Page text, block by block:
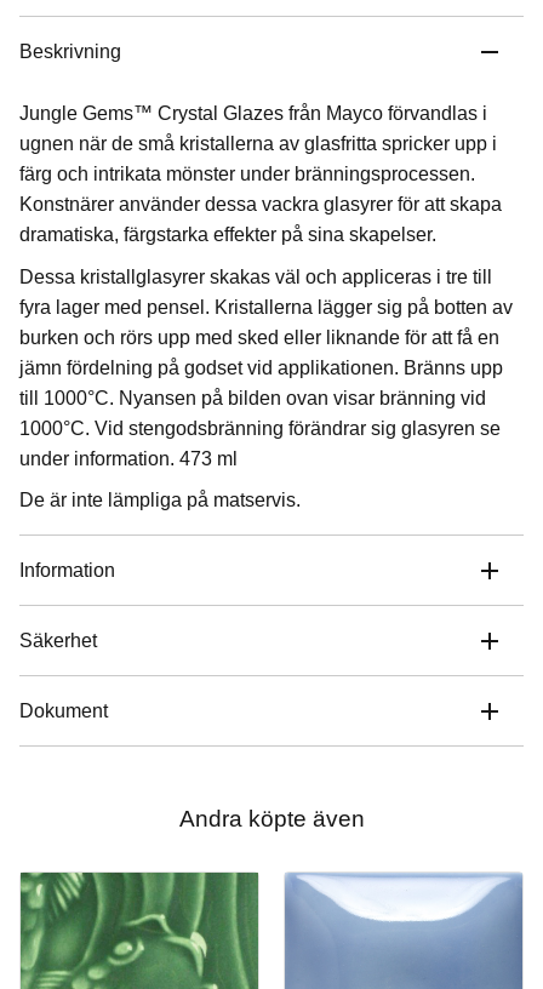
Beskrivning
Jungle Gems™ Crystal Glazes från Mayco förvandlas i
ugnen när de små kristallerna av glasfritta spricker upp i
färg och intrikata mönster under bränningsprocessen.
Konstnärer använder dessa vackra glasyrer för att skapa
dramatiska, färgstarka effekter på sina skapelser.
Dessa kristallglasyrer skakas väl och appliceras i tre till
fyra lager med pensel. Kristallerna lägger sig på botten av
burken och rörs upp med sked eller liknande för att få en
jämn fördelning på godset vid applikationen. Bränns upp
till 1000°C. Nyansen på bilden ovan visar bränning vid
1000°C. Vid stengodsbränning förändrar sig glasyren se
under information. 473 ml
De är inte lämpliga på matservis.
Information
Säkerhet
Dokument
Andra köpte även